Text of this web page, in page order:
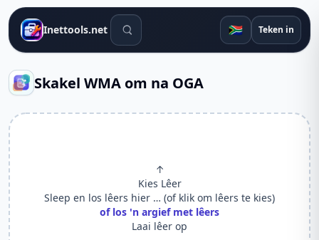
Inettools.net Soek gereedskap 🇿🇦 Teken in
Skakel WMA om na OGA
↑
Kies Lêer
Sleep en los lêers hier … (of klik om lêers te kies)
of los 'n argief met lêers
Laai lêer op